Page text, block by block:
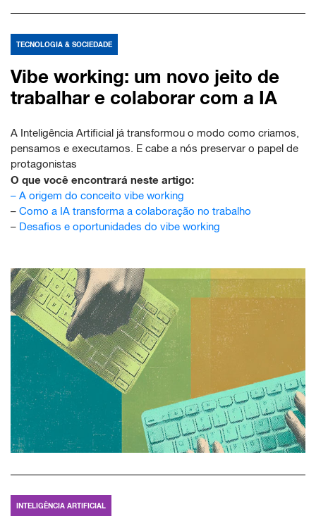
TECNOLOGIA & SOCIEDADE
Vibe working: um novo jeito de
trabalhar e colaborar com a IA
A Inteligência Artificial já transformou o modo como criamos,
pensamos e executamos. E cabe a nós preservar o papel de
protagonistas
O que você encontrará neste artigo:
– A origem do conceito vibe working
– Como a IA transforma a colaboração no trabalho
– Desafios e oportunidades do vibe working
INTELIGÊNCIA ARTIFICIAL